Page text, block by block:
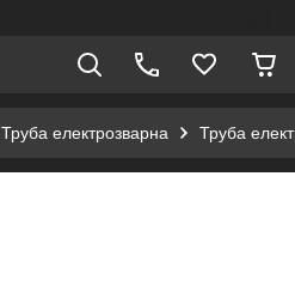
Труба електрозварна Труба